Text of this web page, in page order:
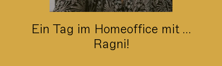
Ein Tag im Homeoffice mit ...
Ragni!